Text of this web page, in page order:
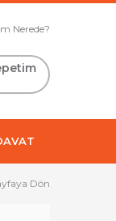
Nerede?
Dön